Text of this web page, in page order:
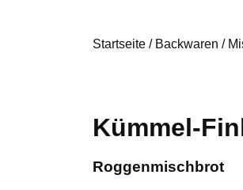
Startseite / Backwaren /
Kümmel-
Roggenmischbrot